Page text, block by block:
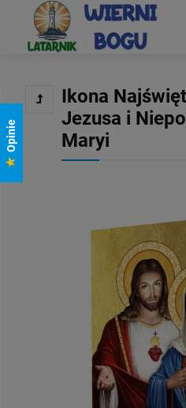
Ikona
Jezusa i
Maryi
Opinie